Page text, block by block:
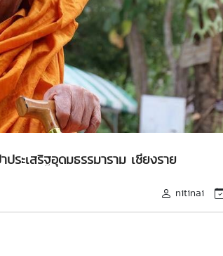
ระเสริฐอุดมธรรมาราม เชียงราย
nitinai